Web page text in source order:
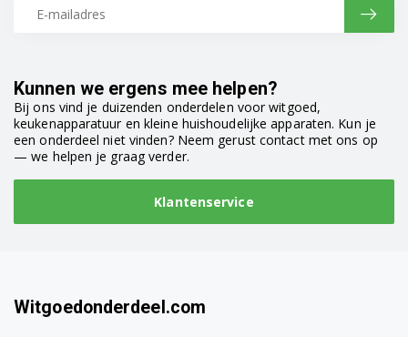
Kunnen we ergens mee helpen?
Bij ons vind je duizenden onderdelen voor witgoed,
keukenapparatuur en kleine huishoudelijke apparaten. Kun je
een onderdeel niet vinden? Neem gerust contact met ons op
— we helpen je graag verder.
Klantenservice
Witgoedonderdeel.com